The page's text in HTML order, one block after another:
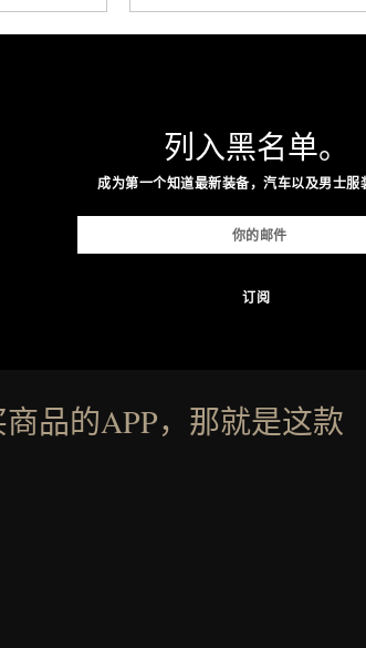
列入黑名单。
成为第一个知道最新装备，汽车以及男士服
品的APP，那就是这款